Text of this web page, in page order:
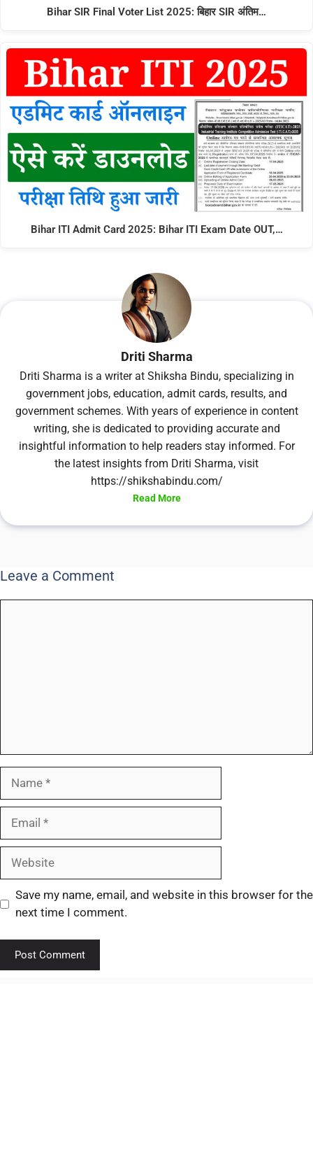
Bihar SIR Final Voter List 2025: बिहार SIR अंतिम…
Bihar ITI Admit Card 2025: Bihar ITI Exam Date OUT,…
Driti Sharma
Driti Sharma is a writer at Shiksha Bindu, specializing in
government jobs, education, admit cards, results, and
government schemes. With years of experience in content
writing, she is dedicated to providing accurate and
insightful information to help readers stay informed. For
the latest insights from Driti Sharma, visit
https://shikshabindu.com/
Read More
Leave a Comment
Save my name, email, and website in this browser for the
next time I comment.